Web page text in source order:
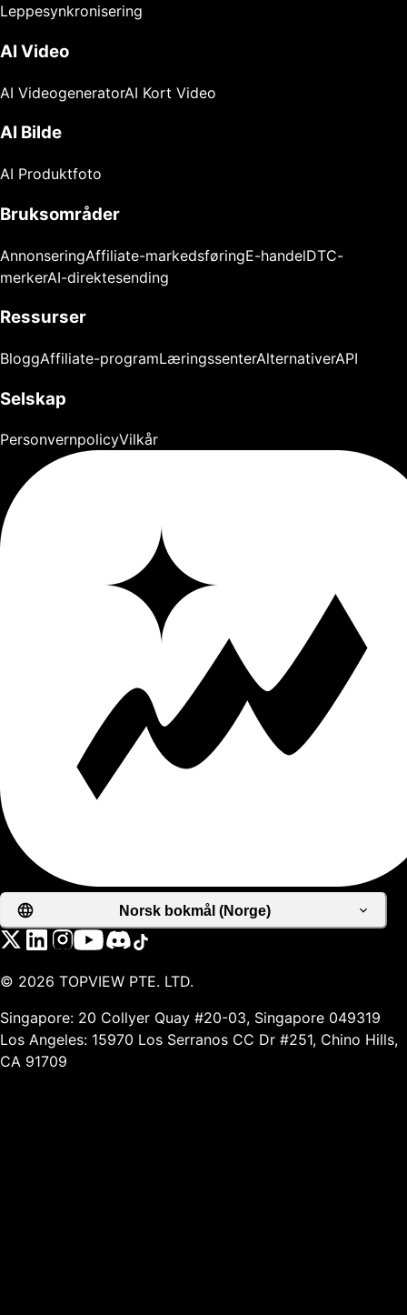
Leppesynkronisering
AI Video
AI VideogeneratorAI Kort Video
AI Bilde
AI Produktfoto
Bruksområder
AnnonseringAffiliate-markedsføringE-handelDTC-
merkerAI-direktesending
Ressurser
BloggAffiliate-programLæringssenterAlternativerAPI
Selskap
PersonvernpolicyVilkår
Norsk bokmål (Norge)
© 2026 TOPVIEW PTE. LTD.
Singapore: 20 Collyer Quay #20-03, Singapore 049319
Los Angeles: 15970 Los Serranos CC Dr #251, Chino Hills,
CA 91709